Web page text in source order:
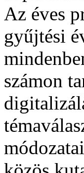
Az éves
gyűjtési
számon